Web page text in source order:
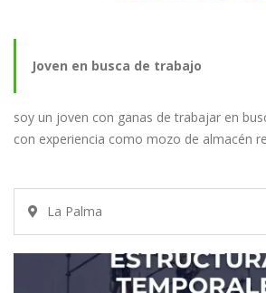
Joven en busca de trabajo
soy un joven con ganas de trabajar en
con experiencia como mozo de almacén
La Palma